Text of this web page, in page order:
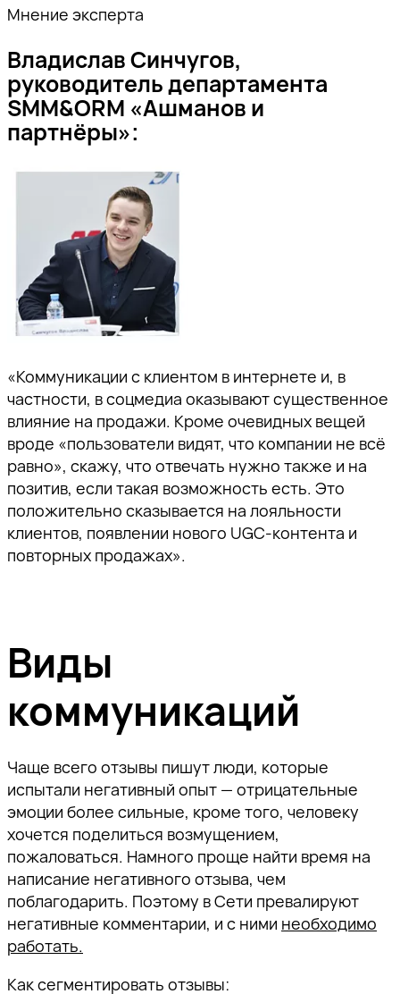
Мнение эксперта
Владислав Синчугов,
руководитель департамента
SMM&ORM «Ашманов и
партнёры»:
«Коммуникации с клиентом в интернете и, в
частности, в соцмедиа оказывают существенное
влияние на продажи. Кроме очевидных вещей
вроде «пользователи видят, что компании не всё
равно», скажу, что отвечать нужно также и на
позитив, если такая возможность есть. Это
положительно сказывается на лояльности
клиентов, появлении нового UGC-контента и
повторных продажах».
Виды
коммуникаций
Чаще всего отзывы пишут люди, которые
испытали негативный опыт — отрицательные
эмоции более сильные, кроме того, человеку
хочется поделиться возмущением,
пожаловаться. Намного проще найти время на
написание негативного отзыва, чем
поблагодарить. Поэтому в Сети превалируют
негативные комментарии, и с ними необходимо
работать.
Как сегментировать отзывы: